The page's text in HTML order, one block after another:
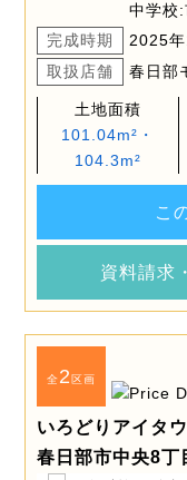
中学校
完成時期
2025
取扱店舗
春日部
土地面積
101.04m²・
104.3m²
こ
資料請求
全2区画
いろどりアイタ
春日部市中央8丁